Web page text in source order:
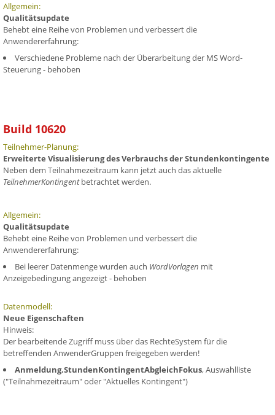
Allgemein:
Qualitätsupdate
Behebt eine Reihe von Problemen und verbessert die
Anwendererfahrung:
Verschiedene Probleme nach der Überarbeitung der MS Word-
Steuerung - behoben
Build 10620
Teilnehmer-Planung:
Erweiterte Visualisierung des Verbrauchs der Stundenkontingente
Neben dem Teilnahmezeitraum kann jetzt auch das aktuelle
TeilnehmerKontingentbetrachtet werden.
Allgemein:
Qualitätsupdate
Behebt eine Reihe von Problemen und verbessert die
Anwendererfahrung:
Bei leerer Datenmenge wurden auch WordVorlagen mit
Anzeigebedingung angezeigt - behoben
Datenmodell:
Neue Eigenschaften
Hinweis:
Der bearbeitende Zugriff muss über das RechteSystem für die
betreffenden AnwenderGruppen freigegeben werden!
Anmeldung.StundenKontingentAbgleichFokus, Auswahlliste
("Teilnahmezeitraum" oder "Aktuelles Kontingent")